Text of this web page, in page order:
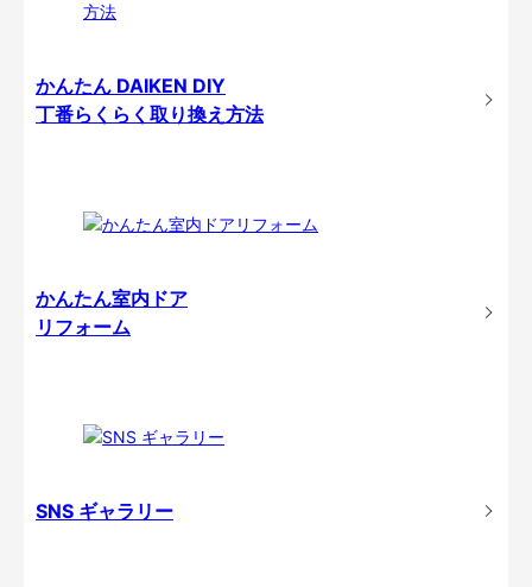
かんたん DAIKEN DIY
丁番らくらく取り換え方法
かんたん室内ドア
リフォーム
SNS ギャラリー